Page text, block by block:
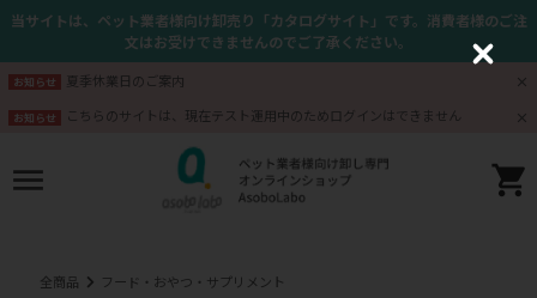
当サイトは、ペット業者様向け卸売り「カタログサイト」です。消費者様のご注
文はお受けできませんのでご了承ください。
お知らせ 夏季休業日のご案内
お知らせ こちらのサイトは、現在テスト運用中のためログインはできません
全商品 フード・おやつ・サプリメント
C